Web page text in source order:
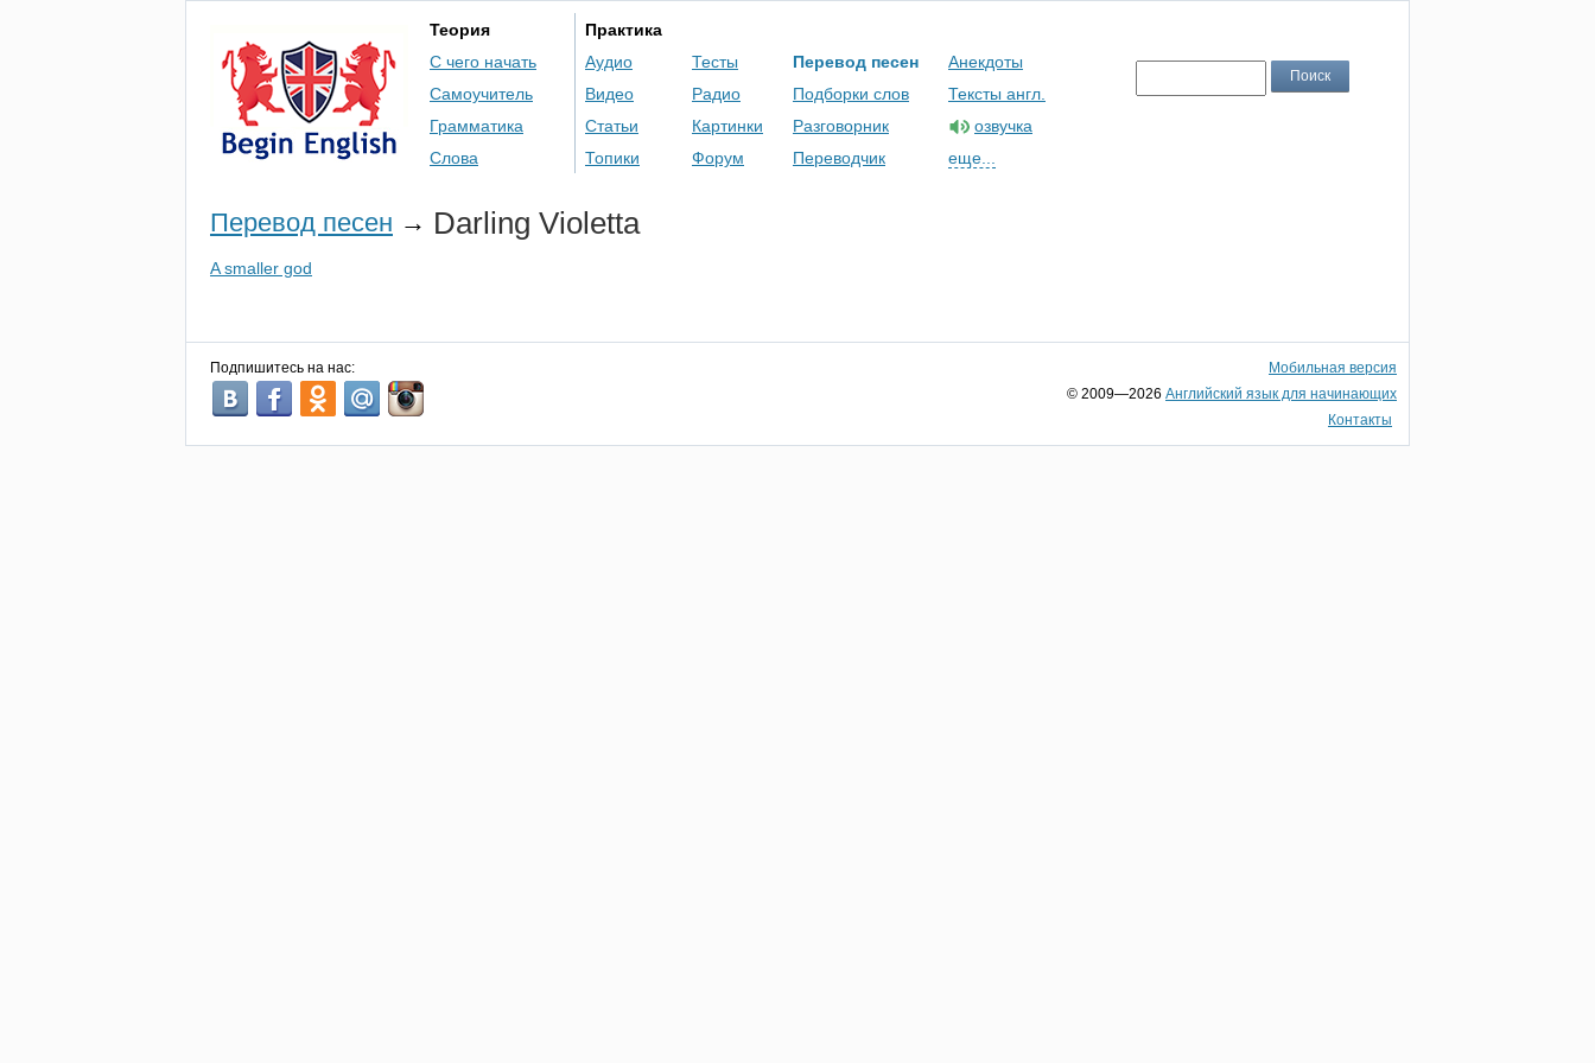
Теория
С чего начать
Самоучитель
Грамматика
Слова
Практика
Аудио
Видео
Статьи
Топики
Тесты
Радио
Картинки
Форум
Перевод песен
Подборки слов
Разговорник
Переводчик
Анекдоты
Тексты англ.
озвучка
еще...
Перевод песен → Darling Violetta
A smaller god
Подпишитесь на нас:
Мобильная версия
© 2009—2026 Английский язык для начинающих
Контакты